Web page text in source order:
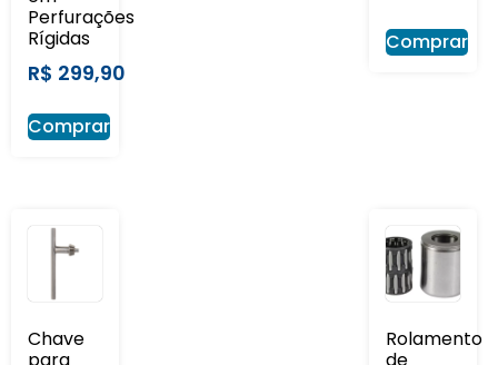
Perfurações
Rígidas
R$ 299,90
Comprar
Comprar
Chave
para
Rolamento
de